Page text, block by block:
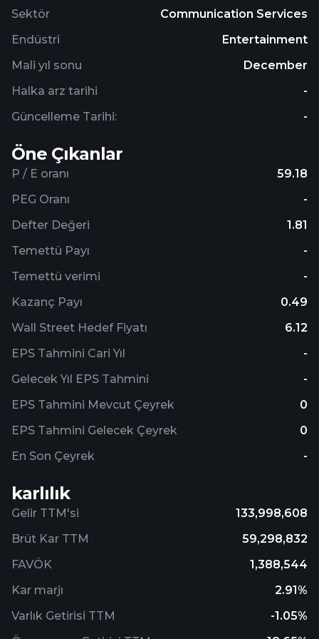
Sektör
Communication Services
Endüstri
Entertainment
Mali yıl sonu
December
Halka arz tarihi
-
Güncelleme Tarihi:
-
Öne Çıkanlar
P / E oranı
59.18
PEG Oranı
-
Defter Değeri
1.81
Temettü Payı
-
Temettü verimi
-
Kazanç Payı
0.49
Wall Street Hedef Fiyatı
6.12
EPS Tahmini Cari Yıl
-
Gelecek Yıl EPS Tahmini
-
EPS Tahmini Mevcut Çeyrek
0
EPS Tahmini Gelecek Çeyrek
0
En Son Çeyrek
-
karlılık
Gelir TTM'si
133,998,608
Brüt Kar TTM
59,298,832
FAVÖK
1,388,544
Kar marjı
2.91%
Varlık Getirisi TTM
-1.05%